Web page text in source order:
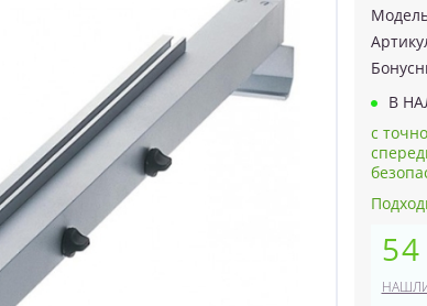
В
с